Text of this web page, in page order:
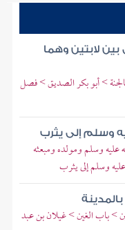
لابتين وهما
> أبو بكر الصديق > فصل
وسلم إلى يثرب
وسلم ومولده ومبعثه
وسلم إلى يثرب
> باب الغين > غيلان بن عبد